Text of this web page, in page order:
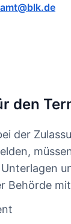
den
der
Behörde